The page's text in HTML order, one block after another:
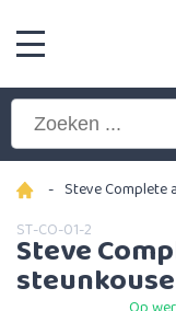
- Steve Complete
ST-CO-01-2
Steve